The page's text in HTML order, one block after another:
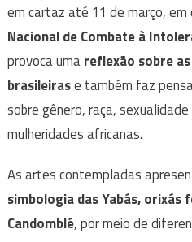
em cartaz até 11 de março, em
Nacional de Combate à
provoca umareflexão sobre
brasileirase também faz
sobre gênero, raça,
mulheridades africanas.
As artes contempladas
simbologia das Yabás, orixás
Candomblé, por meio de